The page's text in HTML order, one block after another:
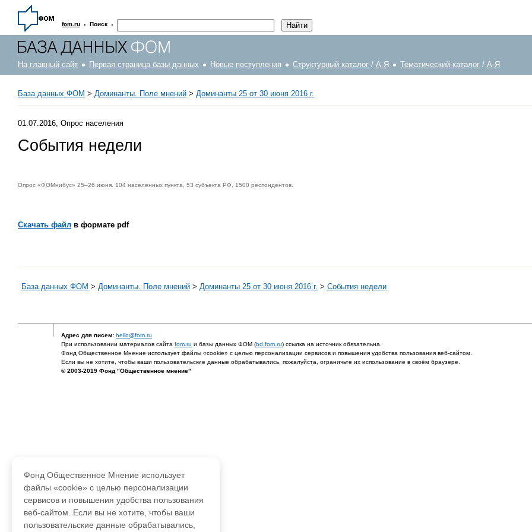
fom.ru · Поиск ·
На главный сайт Первая страница базы данных Новые поступления Структурный каталог / А-Я Тематический каталог / А-Я
База данных ФОМ > Доминанты. Поле мнений > Доминанты 25 от 30 июня 2016 г.
01.07.2016, Опрос населения
События недели
Опрос «ФОМнибус» 25–26 июня. 104 населенных пункта, 53 субъекта РФ, 1500 респондентов.
Скачать файл в формате pdf
База данных ФОМ > Доминанты. Поле мнений > Доминанты 25 от 30 июня 2016 г. > События недели
Адрес для писем: hello@fom.ru
При использовании материалов сайта fom.ru и базы данных ФОМ (bd.fom.ru) ссылка на источник обязательна.
Фонд Общественное Мнение использует файлы «cookie» с целью персонализации сервисов и повышения удобства пользования веб-сайтом.
Если вы не хотите, чтобы ваши пользовательские данные обрабатывались, пожалуйста, ограничьте их использование в своём браузере.
© 2003-2019 Фонд "Общественное мнение"
Фонд Общественное Мнение использует
файлы «cookie» с целью персонализации
сервисов и повышения удобства пользования
веб-сайтом. Если вы не хотите, чтобы ваши
пользовательские данные обрабатывались,